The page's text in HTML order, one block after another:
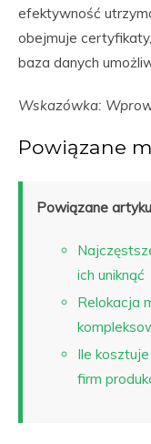
efektywność
obejmuje
baza danych
Wskazówka:
Powiązane
Powiązane
ich uniknąć
Relokacja
Ile
firm